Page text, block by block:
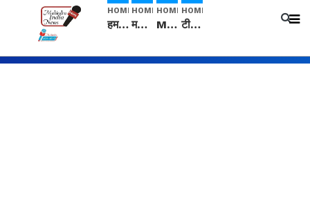
HOME
हम सनातनी..." सांसद kangana Ranaut से क्या बोली लड़की? Viral Jantar-Mantar | CJP protest
HOME
मनीषा हत्याकांड: हत्या, आत्महत्या या कोई बड़ा राज? | Full Story | Josh Haryana
HOME
Mangalsutra: हिंदू धर्म में शादी के बाद मंगलसूत्र क्यों पहनती है महिलाएं, किसने शुरु की ये परंपरा
HOME
टीम बीकेई ने एग्रीकल्चर ग्रेड की यूरिया खाद गट्टों में बदलकर टेक्निकल ग्रेड में बेचने वालों पर करवाई कार्रवाई: लखविंदर सिंह औलख